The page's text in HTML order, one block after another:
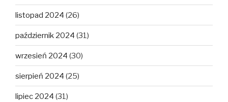
listopad 2024 (26)
październik 2024 (31)
wrzesień 2024 (30)
sierpień 2024 (25)
lipiec 2024 (31)